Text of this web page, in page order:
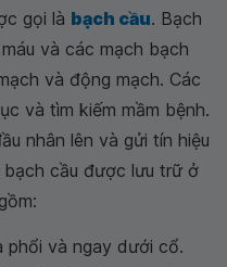
gọi là bạch cầu. Bạch
và các mạch bạch
và động mạch. Các
và tìm kiếm mầm bệnh.
nhân lên và gửi tín hiệu
cầu được lưu trữ ở
phổi và ngay dưới cổ.